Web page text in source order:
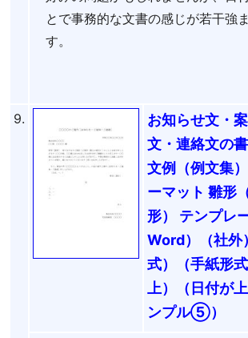
とで事務的な文書の感じが若干強
す。
9.
お知らせ文・
文・連絡文の
文例（例文集
ーマット 雛形
形） テンプレ
Word）（社外
式）（手紙形
上）（日付が
ンプル⑤）